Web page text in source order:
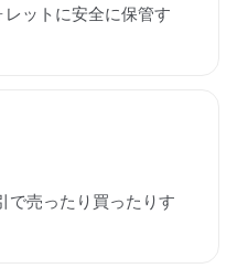
ットに安全に保管す
で売ったり買ったりす